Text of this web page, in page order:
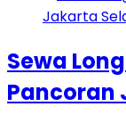
Sewa
Pancoran